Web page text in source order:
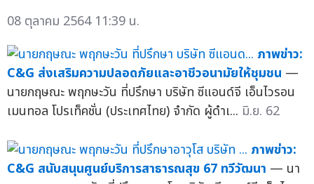
08 ตุลาคม 2564 11:39 น.
ภาพข่าว:
C&G ส่งเสริมความปลอดภัยและอาชีวอนามัยให้ชุมชน —
นายกฤษณะ พฤกษะวัน ที่ปรึกษา บริษัท ซีแอนด์จี เอ็นไวรอน
เมนทอล โปรเท็คชั่น (ประเทศไทย) จำกัด ผู้ดำเ... มิ.ย. 62
ภาพข่าว:
C&G สนับสนุนศูนย์บริการสาธารณสุข 67 ทวีวัฒนา — นา